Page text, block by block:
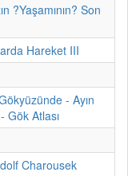
?Yaşamının? Son
Hareket III
- Ayın
Gök Atlası
Charousek